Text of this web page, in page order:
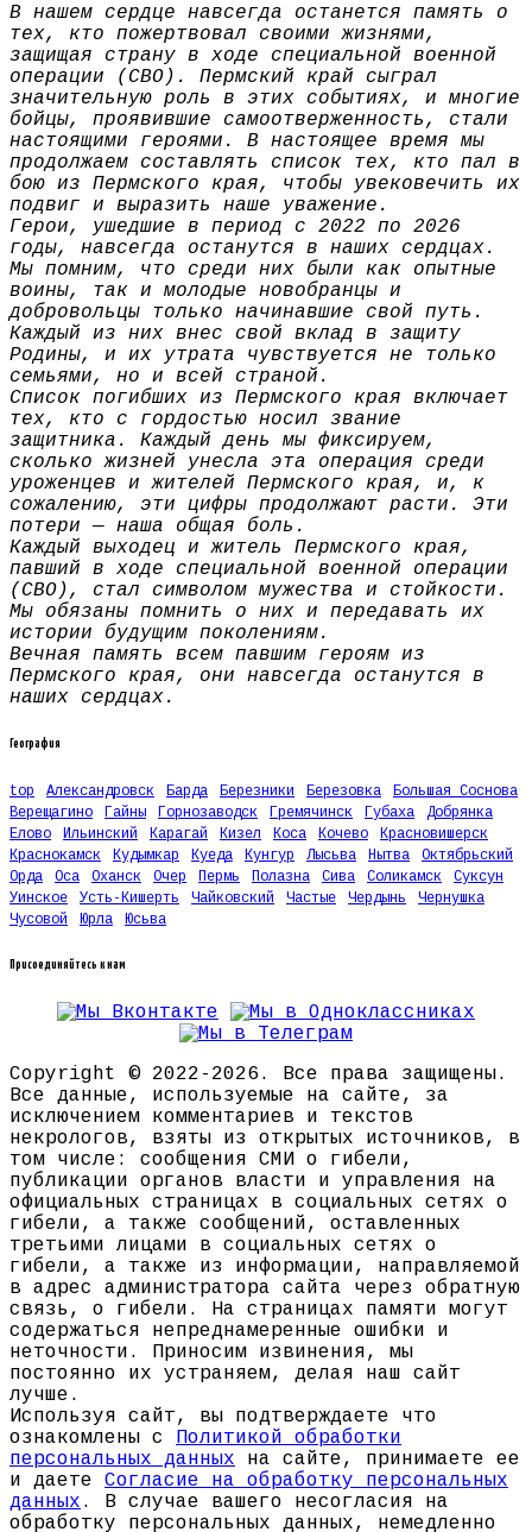
В нашем сердце навсегда останется память о
тех, кто пожертвовал своими жизнями,
защищая страну в ходе специальной военной
операции (СВО). Пермский край сыграл
значительную роль в этих событиях, и многие
бойцы, проявившие самоотверженность, стали
настоящими героями. В настоящее время мы
продолжаем составлять список тех, кто пал в
бою из Пермского края, чтобы увековечить их
подвиг и выразить наше уважение.
Герои, ушедшие в период с 2022 по 2026
годы, навсегда останутся в наших сердцах.
Мы помним, что среди них были как опытные
воины, так и молодые новобранцы и
добровольцы только начинавшие свой путь.
Каждый из них внес свой вклад в защиту
Родины, и их утрата чувствуется не только
семьями, но и всей страной.
Список погибших из Пермского края включает
тех, кто с гордостью носил звание
защитника. Каждый день мы фиксируем,
сколько жизней унесла эта операция среди
уроженцев и жителей Пермского края, и, к
сожалению, эти цифры продолжают расти. Эти
потери — наша общая боль.
Каждый выходец и житель Пермского края,
павший в ходе специальной военной операции
(СВО), стал символом мужества и стойкости.
Мы обязаны помнить о них и передавать их
истории будущим поколениям.
Вечная память всем павшим героям из
Пермского края, они навсегда останутся в
наших сердцах.
География
top Александровск Барда Березники Березовка
Большая Соснова
Верещагино
Гайны Горнозаводск Гремячинск Губаха
Добрянка
Елово
Ильинский Карагай Кизел Коса Кочево
Красновишерск
Краснокамск
Кудымкар Куеда Кунгур Лысьва Нытва
Октябрьский
Орда
Оса Оханск Очер Пермь Полазна Сива Соликамск
Суксун
Уинское
Усть-Кишерть Чайковский Частые Чердынь
Чернушка
Чусовой
Юрла Юсьва
Присоединяйтесь к нам
Copyright © 2022-2026. Все права защищены.
Все данные, используемые на сайте, за
исключением комментариев и текстов
некрологов, взяты из открытых источников, в
том числе: сообщения СМИ о гибели,
публикации органов власти и управления на
официальных страницах в социальных сетях о
гибели, а также сообщений, оставленных
третьими лицами в социальных сетях о
гибели, а также из информации, направляемой
в адрес администратора сайта через обратную
связь, о гибели. На страницах памяти могут
содержаться непреднамеренные ошибки и
неточности. Приносим извинения, мы
постоянно их устраняем, делая наш сайт
лучше.
Используя сайт, вы подтверждаете что
ознакомлены с Политикой обработки
персональных данных на сайте, принимаете ее
и даете Согласие на обработку персональных
данных . В случае вашего несогласия на
обработку персональных данных, немедленно